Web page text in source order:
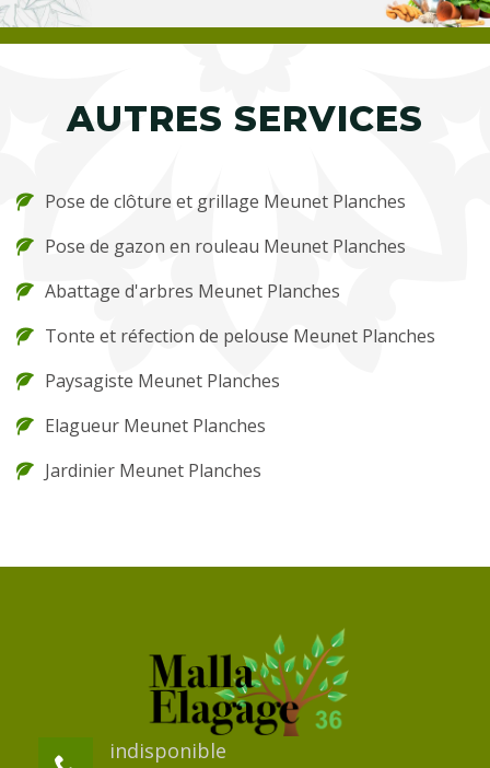
AUTRES SERVICES
Pose de clôture et grillage Meunet Planches
Pose de gazon en rouleau Meunet Planches
Abattage d'arbres Meunet Planches
Tonte et réfection de pelouse Meunet Planches
Paysagiste Meunet Planches
Elagueur Meunet Planches
Jardinier Meunet Planches
indisponible